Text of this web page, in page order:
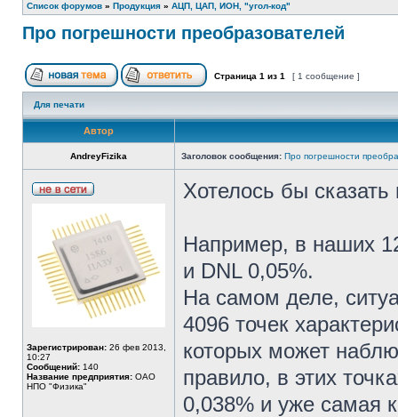
Список форумов » Продукция » АЦП, ЦАП, ИОН, "угол-код"
Про погрешности преобразователей
Страница 1 из 1 [ 1 сообщение ]
Для печати
Автор
AndreyFizika Заголовок сообщения: Про погрешности
Зарегистрирован: 26 фев 2013,
10:27
Сообщений: 140
Название предприятия: ОАО
НПО "Физика"
Хотелось бы
Например, в наших
и DNL 0,05%.
На самом деле,
4096 точек
которых может
правило, в этих
0,038% и уже самая